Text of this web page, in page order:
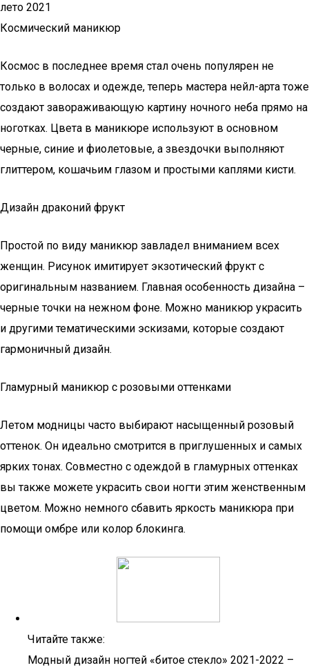
лето 2021
Космический маникюр
Космос в последнее время стал очень популярен не
только в волосах и одежде, теперь мастера нейл-арта тоже
создают завораживающую картину ночного неба прямо на
ноготках. Цвета в маникюре используют в основном
черные, синие и фиолетовые, а звездочки выполняют
глиттером, кошачьим глазом и простыми каплями кисти.
Дизайн драконий фрукт
Простой по виду маникюр завладел вниманием всех
женщин. Рисунок имитирует экзотический фрукт с
оригинальным названием. Главная особенность дизайна –
черные точки на нежном фоне. Можно маникюр украсить
и другими тематическими эскизами, которые создают
гармоничный дизайн.
Гламурный маникюр с розовыми оттенками
Летом модницы часто выбирают насыщенный розовый
оттенок. Он идеально смотрится в приглушенных и самых
ярких тонах. Совместно с одеждой в гламурных оттенках
вы также можете украсить свои ногти этим женственным
цветом. Можно немного сбавить яркость маникюра при
помощи омбре или колор блокинга.
Читайте также:
Модный дизайн ногтей «битое стекло» 2021-2022 –